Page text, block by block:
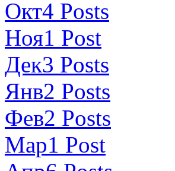
Окт4 Posts
Ноя1 Post
Дек3 Posts
Янв2 Posts
Фев2 Posts
Мар1 Post